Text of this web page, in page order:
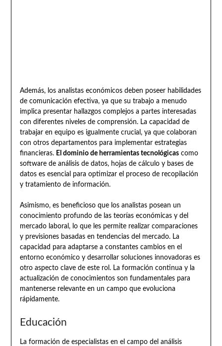
Además, los analistas económicos deben poseer habilidades
de comunicación efectiva, ya que su trabajo a menudo
implica presentar hallazgos complejos a partes interesadas
con diferentes niveles de comprensión. La capacidad de
trabajar en equipo es igualmente crucial, ya que colaboran
con otros departamentos para implementar estrategias
financieras. El dominio de herramientas tecnológicascomo
software de análisis de datos, hojas de cálculo y bases de
datos es esencial para optimizar el proceso de recopilación
y tratamiento de información.
Asimismo, es beneficioso que los analistas posean un
conocimiento profundo de las teorías económicas y del
mercado laboral, lo que les permite realizar comparaciones
y previsiones basadas en tendencias del mercado. La
capacidad para adaptarse a constantes cambios en el
entorno económico y desarrollar soluciones innovadoras es
otro aspecto clave de este rol. La formación continua y la
actualización de conocimientos son fundamentales para
mantenerse relevante en un campo que evoluciona
rápidamente.
Educación
La formación de especialistas en el campo del análisis